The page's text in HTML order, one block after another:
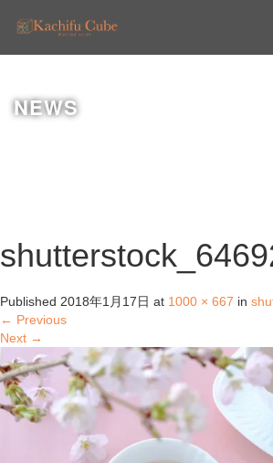
NEWS
Published 2018年1月17日 at 1000 × 667 in
← Previous
Next →